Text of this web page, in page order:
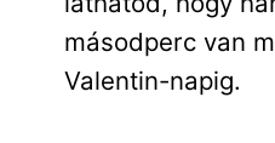
másodperc van
Valentin-napig.